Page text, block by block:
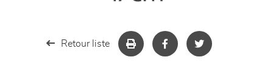
literie Retour liste